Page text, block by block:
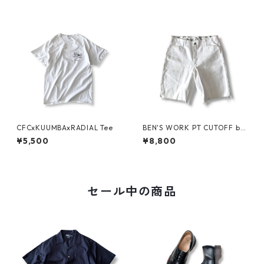
CFCxKUUMBAxRADIAL Tee
¥5,500
BEN'S WORK PT CUTOFF by
Ben Davis
¥8,800
セール中の商品